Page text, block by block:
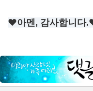
❤️아멘, 감사합니다